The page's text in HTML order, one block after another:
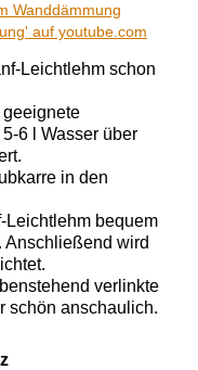
Wanddämmung
auf youtube.com
Leichtlehm schon
geeignete
6 l Wasser über
in den
Leichtlehm bequem
Anschließend wird
verlinkte
schön anschaulich.